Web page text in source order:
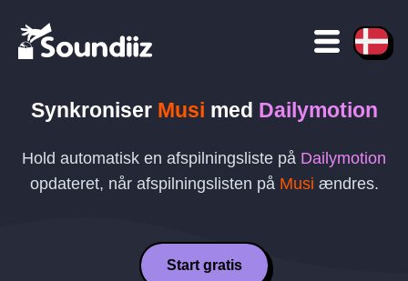
Synkroniser Musi med Dailymotion
Hold automatisk en afspilningsliste på Dailymotion
opdateret, når afspilningslisten på Musi ændres.
Start gratis